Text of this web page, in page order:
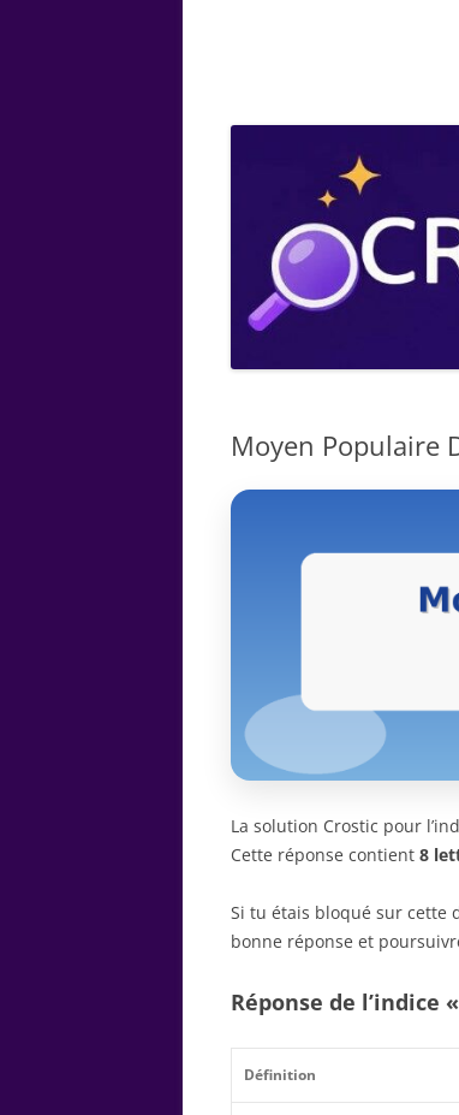
Moyen Populaire
La solution Crostic pour
Cette réponse contient 8
Si tu étais bloqué sur cette
bonne réponse et
Réponse de
Définition